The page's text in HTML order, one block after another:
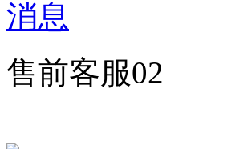
售前客服02